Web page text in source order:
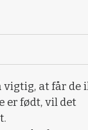
vigtig, at får de
er født, vil det